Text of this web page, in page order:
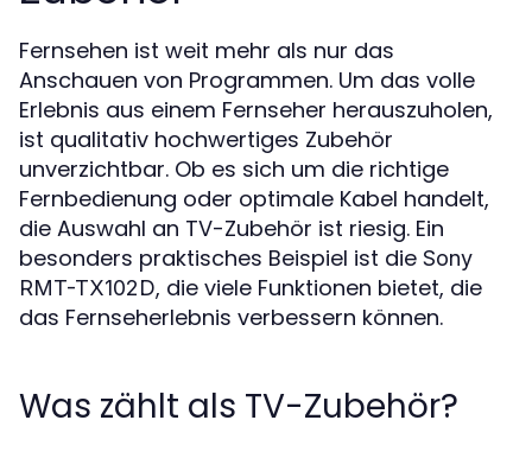
Fernsehen ist weit mehr als nur das
Anschauen von Programmen. Um das volle
Erlebnis aus einem Fernseher herauszuholen,
ist qualitativ hochwertiges Zubehör
unverzichtbar. Ob es sich um die richtige
Fernbedienung oder optimale Kabel handelt,
die Auswahl an TV-Zubehör ist riesig. Ein
besonders praktisches Beispiel ist die Sony
RMT-TX102D, die viele Funktionen bietet, die
das Fernseherlebnis verbessern können.
Was zählt als TV-Zubehör?